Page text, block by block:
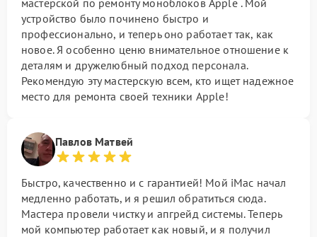
мастерской по ремонту моноблоков Apple . Мой
устройство было починено быстро и
профессионально, и теперь оно работает так, как
новое. Я особенно ценю внимательное отношение к
деталям и дружелюбный подход персонала.
Рекомендую эту мастерскую всем, кто ищет надежное
место для ремонта своей техники Apple!
Павлов Матвей
Быстро, качественно и с гарантией! Мой iMac начал
медленно работать, и я решил обратиться сюда.
Мастера провели чистку и апгрейд системы. Теперь
мой компьютер работает как новый, и я получил